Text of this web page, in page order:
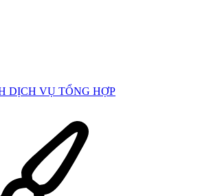
DỊCH VỤ TỔNG HỢP